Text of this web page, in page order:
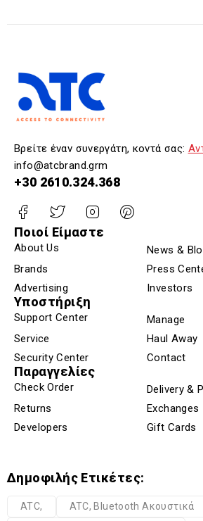
Βρείτε έναν συνεργάτη, κοντά σας:
info@atcbrand.grm
+30 2610.324.368
Ποιοί Είμαστε
About Us
News &
Brands
Press
Advertising
Investors
Υποστήριξη
Support Center
Manage
Service
Haul Away
Security Center
Contact
Παραγγελίες
Check Order
Delivery &
Returns
Exchanges
Developers
Gift Cards
Δημοφιλής Ετικέτες:
ATC,
ATC, Bluetooth Ακουστικά